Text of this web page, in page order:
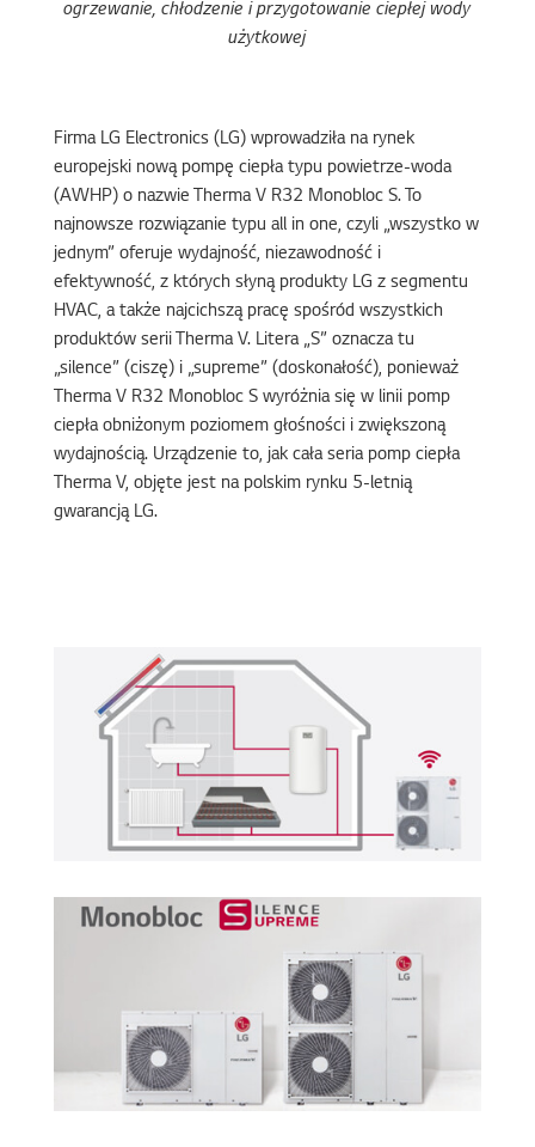
ogrzewanie, chłodzenie i przygotowanie ciepłej wody
użytkowej
Firma LG Electronics (LG) wprowadziła na rynek
europejski nową pompę ciepła typu powietrze-woda
(AWHP) o nazwie Therma V R32 Monobloc S. To
najnowsze rozwiązanie typu all in one, czyli „wszystko w
jednym” oferuje wydajność, niezawodność i
efektywność, z których słyną produkty LG z segmentu
HVAC, a także najcichszą pracę spośród wszystkich
produktów serii Therma V. Litera „S” oznacza tu
„silence” (ciszę) i „supreme” (doskonałość), ponieważ
Therma V R32 Monobloc S wyróżnia się w linii pomp
ciepła obniżonym poziomem głośności i zwiększoną
wydajnością. Urządzenie to, jak cała seria pomp ciepła
Therma V, objęte jest na polskim rynku 5-letnią
gwarancją LG.